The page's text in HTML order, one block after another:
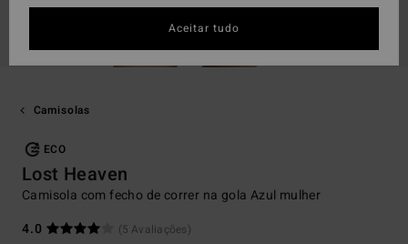
Camisolas
ECO
Lost Heaven
Camisola com fecho de correr na gola Azul mulher
4.0
(5 Avaliações)
Aceitar tudo